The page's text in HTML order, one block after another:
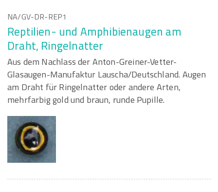
NA/GV-DR-REP1
Reptilien- und Amphibienaugen am
Draht, Ringelnatter
Aus dem Nachlass der Anton-Greiner-Vetter-
Glasaugen-Manufaktur Lauscha/Deutschland. Augen
am Draht für Ringelnatter oder andere Arten,
mehrfarbig gold und braun, runde Pupille.